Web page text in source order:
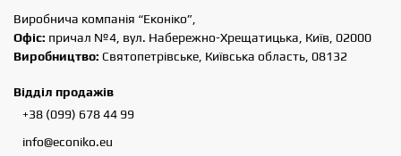
Виробнича компанія “Еконіко”,
Офіс: причал №4, вул. Набережно-Хрещатицька, Київ, 02000
Виробництво: Святопетрівське, Київська область, 08132
Відділ продажів
+38 (099) 678 44 99
info@econiko.eu